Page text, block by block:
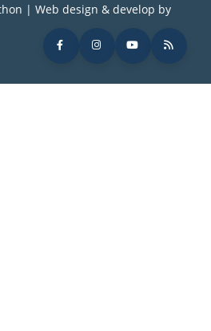
| Web design & develop by